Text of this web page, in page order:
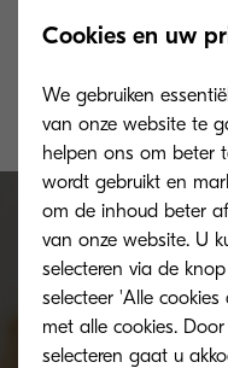
Indien je er echt
dan via
om je zo snel
Neem
We helpen
Cookies en uw
We gebruiken
van onze website te
helpen ons om beter
wordt gebruikt en
om de inhoud beter
van onze website. U
selecteren via de
selecteer 'Alle
met alle cookies.
selecteren gaat u